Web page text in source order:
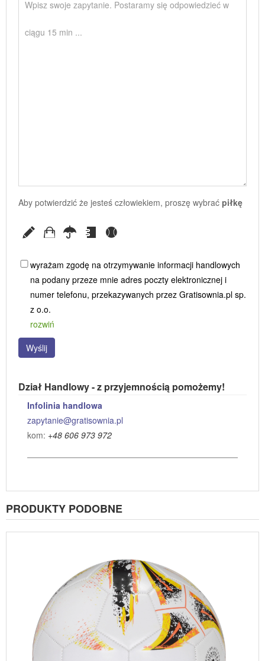
Aby potwierdzić że jesteś człowiekiem, proszę wybrać piłkę
wyrażam zgodę na otrzymywanie informacji handlowych
na podany przeze mnie adres poczty elektronicznej i
numer telefonu, przekazywanych przez Gratisownia.pl sp.
z o.o.
rozwiń
Wyślij
Dział Handlowy - z przyjemnością pomożemy!
Infolinia handlowa
zapytanie@gratisownia.pl
kom: +48 606 973 972
PRODUKTY PODOBNE